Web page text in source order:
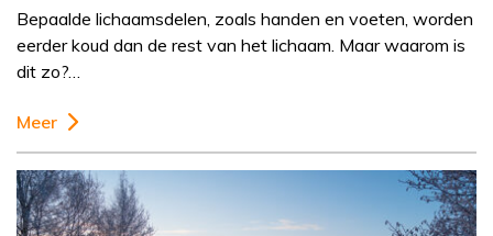
Bepaalde lichaamsdelen, zoals handen en voeten, worden
eerder koud dan de rest van het lichaam. Maar waarom is
dit zo?…
Meer